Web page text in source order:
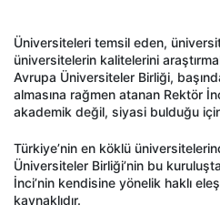
Üniversiteleri temsil eden,
üniversitelerin kalitelerini
Avrupa Üniversiteler Birliği,
almasına rağmen atanan Rektör
akademik değil, siyasi bulduğu
Türkiye’nin en köklü
Üniversiteler Birliği’nin bu
İnci’nin kendisine yönelik haklı
kaynaklıdır.